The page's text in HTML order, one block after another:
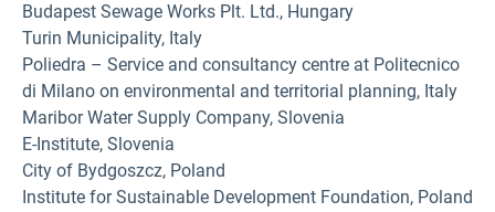
Budapest Sewage Works Plt. Ltd., Hungary
Turin Municipality, Italy
Poliedra – Service and consultancy centre at Politecnico
di Milano on environmental and territorial planning, Italy
Maribor Water Supply Company, Slovenia
E-Institute, Slovenia
City of Bydgoszcz, Poland
Institute for Sustainable Development Foundation, Poland